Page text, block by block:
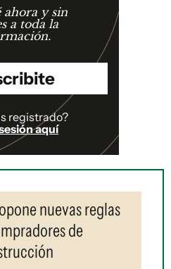
ahora y sin
a toda la
registrado?
aquí
nuevas reglas
de